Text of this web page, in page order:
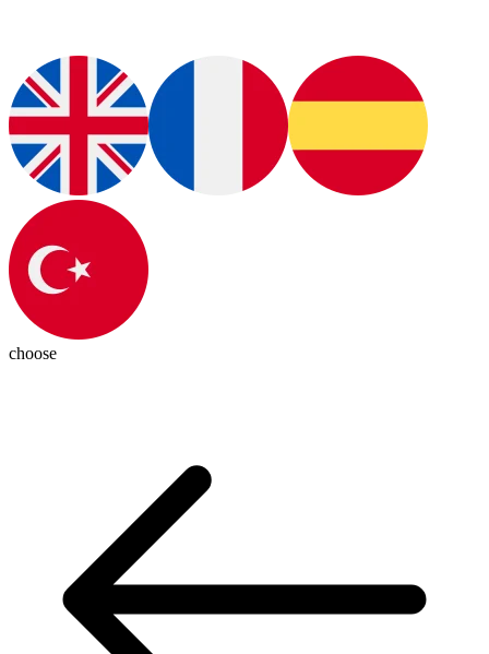
choose